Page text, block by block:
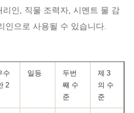
인, 직물 조력자, 시멘트 물 감
인으로 사용될 수 있습니다.
수
2
일등
두번
째 수
준
제 3
의 수
준